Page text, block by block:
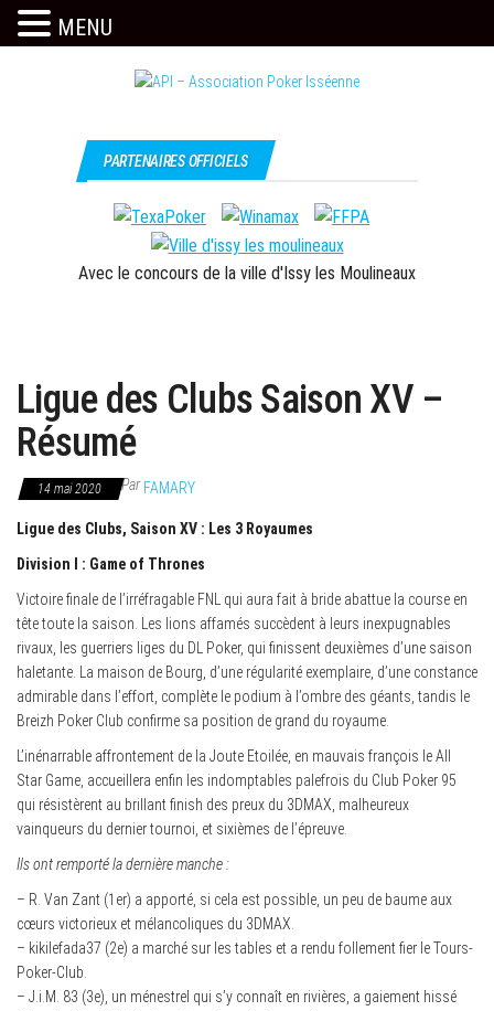
Association
Isséenne
c'est
l'API
PARTENAIRES OFFICIELS
Avec le concours de la ville d'Issy les Moulineaux
Ligue des Clubs Saison XV –
Résumé
14 mai 2020 ParFAMARY
Ligue des Clubs, Saison XV : Les 3 Royaumes
Division I : Game of Thrones
Victoire finale de l’irréfragable FNL qui aura fait à bride abattue la course en
tête toute la saison. Les lions affamés succèdent à leurs inexpugnables
rivaux, les guerriers liges du DL Poker, qui finissent deuxièmes d’une saison
haletante. La maison de Bourg, d’une régularité exemplaire, d’une constance
admirable dans l’effort, complète le podium à l’ombre des géants, tandis le
Breizh Poker Club confirme sa position de grand du royaume.
L’inénarrable affrontement de la Joute Etoilée, en mauvais françois le All
Star Game, accueillera enfin les indomptables palefrois du Club Poker 95
qui résistèrent au brillant finish des preux du 3DMAX, malheureux
vainqueurs du dernier tournoi, et sixièmes de l’épreuve.
Ils ont remporté la dernière manche :
– R. Van Zant (1er) a apporté, si cela est possible, un peu de baume aux
cœurs victorieux et mélancoliques du 3DMAX.
– kikilefada37 (2e) a marché sur les tables et a rendu follement fier le Tours-
Poker-Club.
– J.i.M. 83 (3e), un ménestrel qui s’y connaît en rivières, a gaiement hissé
MENU